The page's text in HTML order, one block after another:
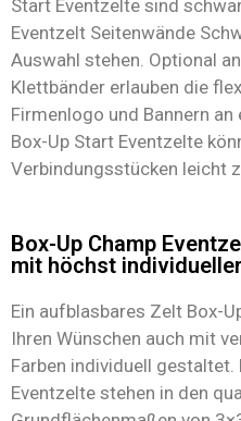
Start Eventzelte sind
Eventzelt Seitenwände
Auswahl stehen. Optional
Klettbänder erlauben die
Firmenlogo und Bannern
Box-Up Start Eventzelte
Verbindungsstücken leicht
Box-Up Champ
mit höchst
Ein aufblasbares Zelt Box-
Ihren Wünschen auch mit
Farben individuell gestaltet.
Eventzelte stehen in den